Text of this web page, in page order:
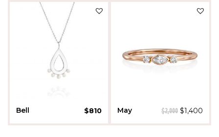
Roni Haydu
Bell $810 May $2,000 $1,400